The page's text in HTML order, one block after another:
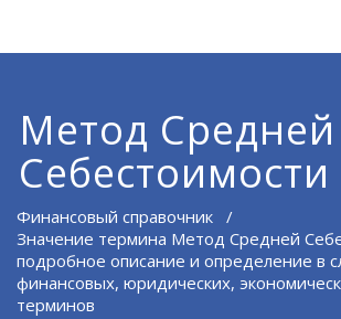
Метод Средней
Себестоимости
Финансовый справочник /
Значение термина Метод Средней
подробное описание и определение в
финансовых, юридических,
терминов